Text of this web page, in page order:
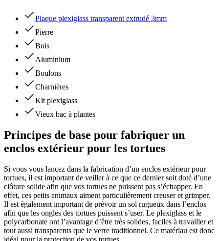
Plaque plexiglass transparent extrudé 3mm
Pierre
Bois
Aluminium
Boulons
Charnières
Kit plexiglass
Vieux bac à plantes
Principes de base pour fabriquer un
enclos extérieur pour les tortues
Si vous vous lancez dans la fabrication d’un enclos extérieur pour
tortues, il est important de veiller à ce que ce dernier soit doté d’une
clôture solide afin que vos tortues ne puissent pas s’échapper. En
effet, ces petits animaux aiment particulièrement creuser et grimper.
Il est également important de prévoir un sol rugueux dans l’enclos
afin que les ongles des tortues puissent s’user. Le plexiglass et le
polycarbonate ont l’avantage d’être très solides, faciles à travailler et
tout aussi transparents que le verre traditionnel. Ce matériau est donc
idéal pour la protection de vos tortues.